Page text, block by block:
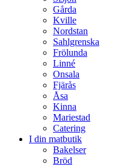
Gårda
Kville
Nordstan
Sahlgrenska
Frölunda
Linné
Onsala
Fjärås
Åsa
Kinna
Mariestad
Catering
I din matbutik
Bakelser
Bröd